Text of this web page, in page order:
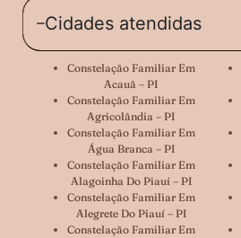
Cidades atendidas
Constelação Familiar Em
Acauã – PI
Constelação Familiar Em
Agricolândia – PI
Constelação Familiar Em
Água Branca – PI
Constelação Familiar Em
Alagoinha Do Piauí – PI
Constelação Familiar Em
Alegrete Do Piauí – PI
Constelação Familiar Em